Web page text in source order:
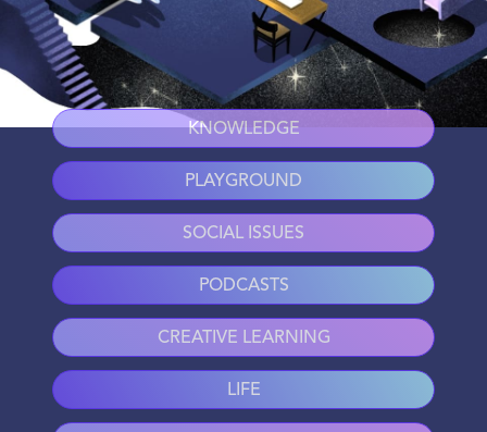
KNOWLEDGE
PLAYGROUND
SOCIAL ISSUES
PODCASTS
CREATIVE LEARNING
LIFE